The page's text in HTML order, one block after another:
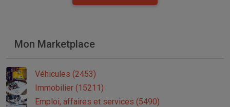
Mon Marketplace
Véhicules (2453)
Immobilier (15211)
Emploi, affaires et services (5490)